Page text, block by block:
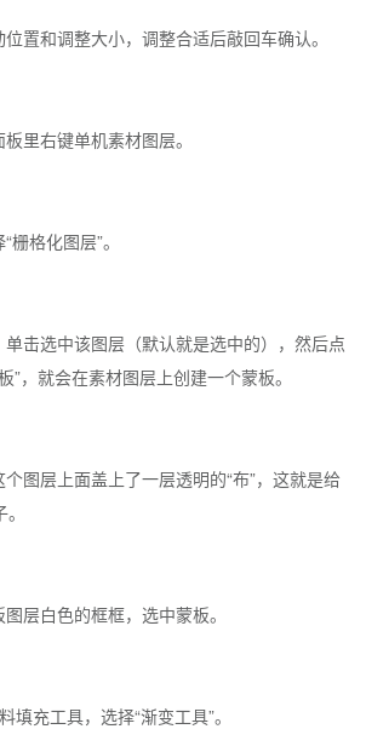
置和调整大小，调整合适后敲回车确认。
里右键单机素材图层。
格化图层”。
击选中该图层（默认就是选中的），然后点
”，就会在素材图层上创建一个蒙板。
图层上面盖上了一层透明的“布”，这就是给
层白色的框框，选中蒙板。
填充工具，选择“渐变工具”。